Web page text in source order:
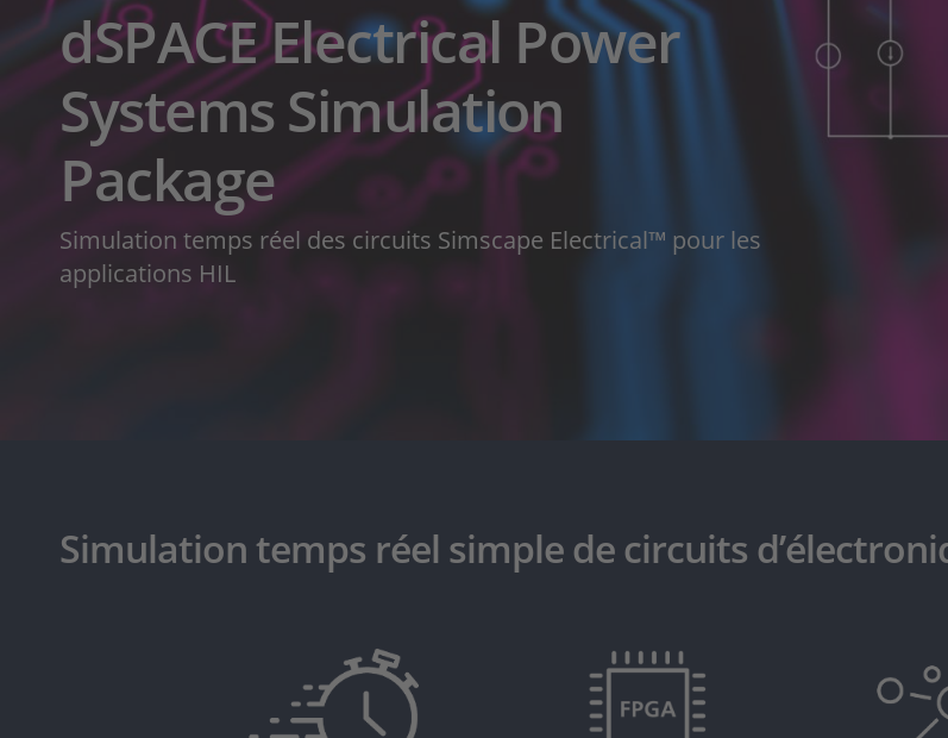
dSPACE Electrical Power
Systems Simulation
Package
Simulation temps réel des circuits Simscape Electrical™ pour les
applications HIL
Simulation temps réel simple de circuits